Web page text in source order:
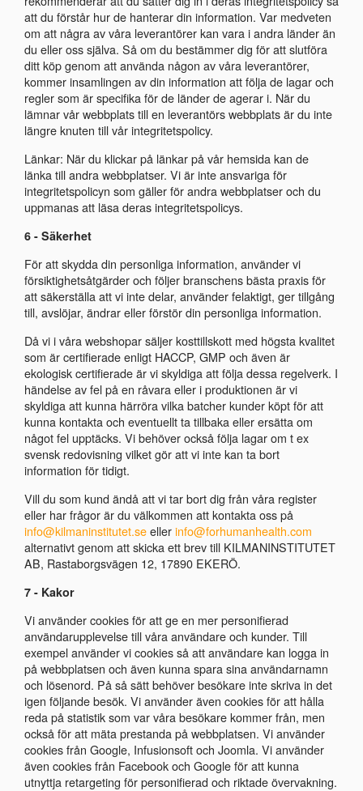
att du förstår hur de hanterar din information. Var medveten
om att några av våra leverantörer kan vara i andra länder än
du eller oss själva. Så om du bestämmer dig för att slutföra
ditt köp genom att använda någon av våra leverantörer,
kommer insamlingen av din information att följa de lagar och
regler som är specifika för de länder de agerar i. När du
lämnar vår webbplats till en leverantörs webbplats är du inte
längre knuten till vår integritetspolicy.
Länkar: När du klickar på länkar på vår hemsida kan de
länka till andra webbplatser. Vi är inte ansvariga för
integritetspolicyn som gäller för andra webbplatser och du
uppmanas att läsa deras integritetspolicys.
6 - Säkerhet
För att skydda din personliga information, använder vi
försiktighetsåtgärder och följer branschens bästa praxis för
att säkerställa att vi inte delar, använder felaktigt, ger tillgång
till, avslöjar, ändrar eller förstör din personliga information.
Då vi i våra webshopar säljer kosttillskott med högsta kvalitet
som är certifierade enligt HACCP, GMP och även är
ekologisk certifierade är vi skyldiga att följa dessa regelverk. I
händelse av fel på en råvara eller i produktionen är vi
skyldiga att kunna härröra vilka batcher kunder köpt för att
kunna kontakta och eventuellt ta tillbaka eller ersätta om
något fel upptäcks. Vi behöver också följa lagar om t ex
svensk redovisning vilket gör att vi inte kan ta bort
information för tidigt.
Vill du som kund ändå att vi tar bort dig från våra register
eller har frågor är du välkommen att kontakta oss på
info@kilmaninstitutet.seellerinfo@forhumanhealth.com
alternativt genom att skicka ett brev till KILMANINSTITUTET
AB, Rastaborgsvägen 12, 17890 EKERÖ.
7 - Kakor
Vi använder cookies för att ge en mer personifierad
användarupplevelse till våra användare och kunder. Till
exempel använder vi cookies så att användare kan logga in
på webbplatsen och även kunna spara sina användarnamn
och lösenord. På så sätt behöver besökare inte skriva in det
igen följande besök. Vi använder även cookies för att hålla
reda på statistik som var våra besökare kommer från, men
också för att mäta prestanda på webbplatsen. Vi använder
cookies från Google, Infusionsoft och Joomla. Vi använder
även cookies från Facebook och Google för att kunna
utnyttja retargeting för personifierad och riktade övervakning.